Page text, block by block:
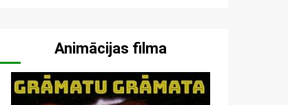
Animācijas filma